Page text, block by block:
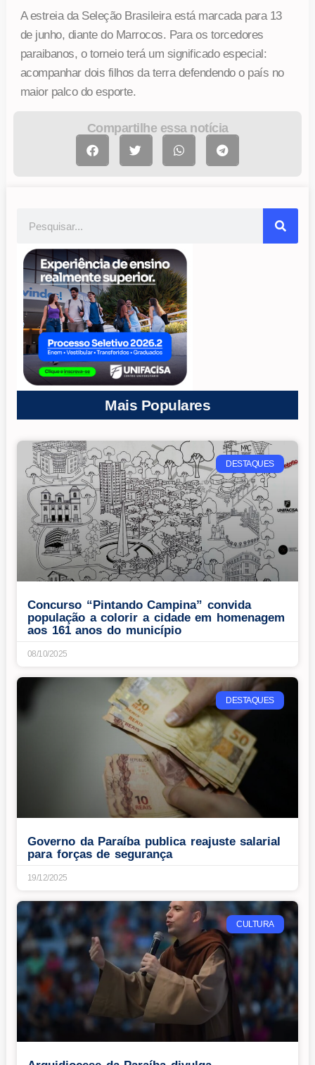
A estreia da Seleção Brasileira está marcada para 13
de junho, diante do Marrocos. Para os torcedores
paraibanos, o torneio terá um significado especial:
acompanhar dois filhos da terra defendendo o país no
maior palco do esporte.
Compartilhe essa notícia
Mais Populares
DESTAQUES
Concurso “Pintando Campina” convida
população a colorir a cidade em homenagem
aos 161 anos do município
08/10/2025
DESTAQUES
Governo da Paraíba publica reajuste salarial
para forças de segurança
19/12/2025
CULTURA